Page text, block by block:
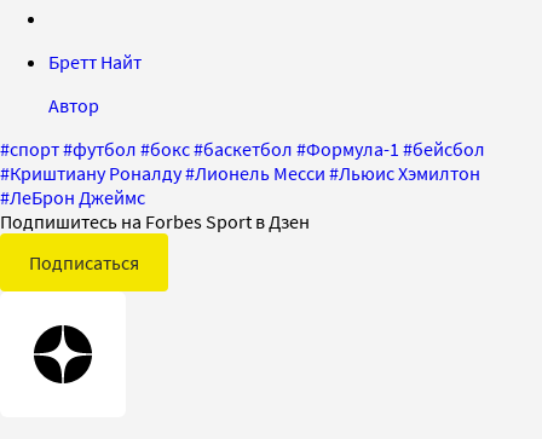
Бретт Найт
Автор
#спорт#футбол #бокс#баскетбол #Формула-1 #бейсбол
#Криштиану Роналду#Лионель Месси #Льюис Хэмилтон
#ЛеБрон Джеймс
Подпишитесь на Forbes Sport в Дзен
Подписаться